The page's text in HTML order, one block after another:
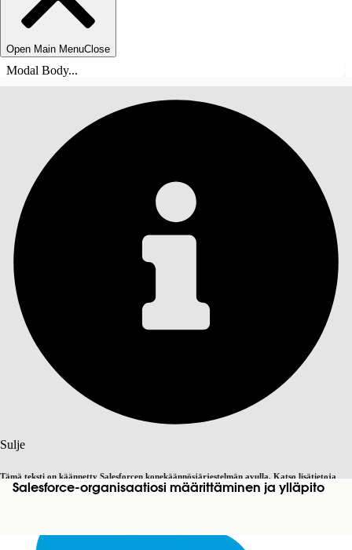
Open Main MenuClose
Modal Body...
Sulje
Tämä teksti on käännetty Salesforcen konekäännösjärjestelmän avulla. Katso lisätietoja
täältä. Vaihda englantiin Ei nyt
Salesforce-organisaatiosi määrittäminen ja ylläpito
SISÄLLYSLUETTELO